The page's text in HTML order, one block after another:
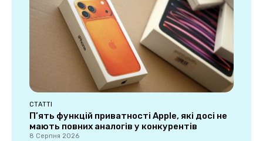
СТАТТІ
П’ять функцій приватності Apple, які досі не
мають повних аналогів у конкурентів
8 Серпня 2026